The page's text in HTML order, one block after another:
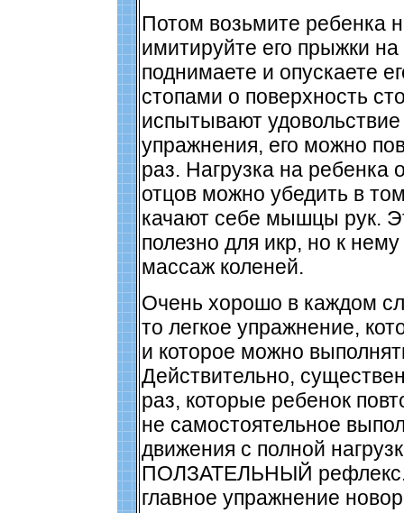
Потом возьмите ребенка
имитируйте его прыжки на
поднимаете и опускаете
стопами о поверхность
испытывают удовольствие
упражнения, его можно
раз. Нагрузка на ребенка
отцов можно убедить в
качают себе мышцы рук.
полезно для икр, но к
массаж коленей.
Очень хорошо в каждом
то легкое упражнение,
и которое можно
Действительно,
раз, которые ребенок
не самостоятельное
движения с полной
ПОЛЗАТЕЛЬНЫЙ рефлекс.
главное упражнение